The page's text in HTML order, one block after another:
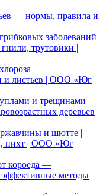
— нормы, правила и
заболеваний
трутовики |
|
и листьев | ООО «Юг
и трещинами
деревьев
и шютте |
пихт | ООО «Юг
короеда —
методы